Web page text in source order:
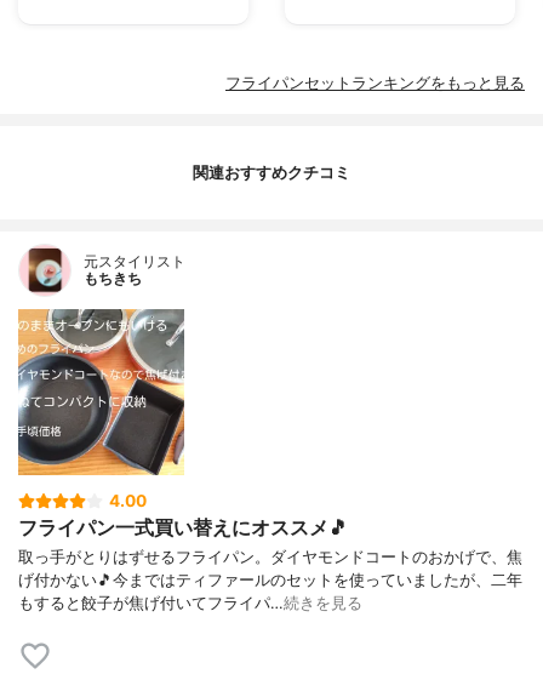
フライパンセットランキングをもっと見る
関連おすすめクチコミ
元スタイリスト
もちきち
4.00
フライパン一式買い替えにオススメ🎵
取っ手がとりはずせるフライパン。ダイヤモンドコートのおかげで、焦
げ付かない🎵今まではティファールのセットを使っていましたが、二年
もすると餃子が焦げ付いてフライパ…続きを見る